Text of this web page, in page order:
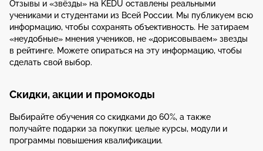
Отзывы и «звёзды» на KEDU оставлены реальными
учениками и студентами из Всей России. Мы публикуем всю
информацию, чтобы сохранять объективность. Не затираем
«неудобные» мнения учеников, не «дорисовываем» звезды
в рейтинге. Можете опираться на эту информацию, чтобы
сделать свой выбор.
Скидки, акции и промокоды
Выбирайте обучения со скидками до 60%, а также
получайте подарки за покупки: целые курсы, модули и
программы повышения квалификации.